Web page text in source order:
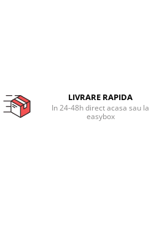
LIVRARE RAPIDA
In 24-48h direct acasa sau la
easybox